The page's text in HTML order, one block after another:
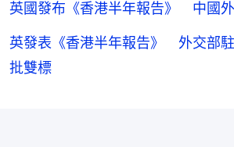
英國發布《香港半年報告》 中國
英發表《香港半年報告》 外交部
批雙標